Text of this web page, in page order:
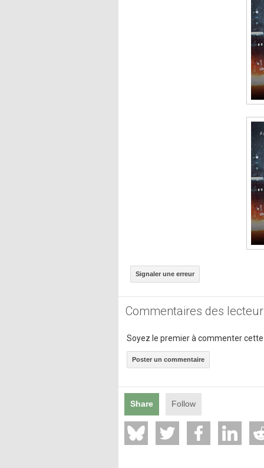
Signaler une erreur
Commentaires des
Soyez le premier à commenter
Poster un commentaire
Share Follow